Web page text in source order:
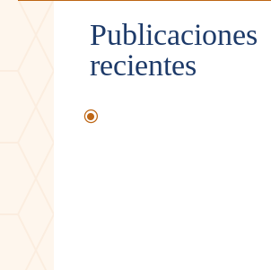
Publicaciones
recientes
\